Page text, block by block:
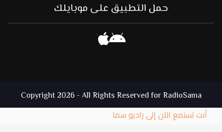
حمل التطبيق على موبايلك
Copyright 2026 - All Rights Reserved for RadioSama
أنت تستمع الآن إلى راديو سما